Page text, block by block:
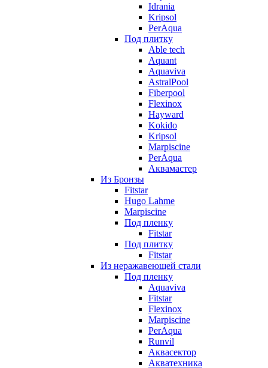
Idrania
Kripsol
PerAqua
Под плитку
Able tech
Aquant
Aquaviva
AstralPool
Fiberpool
Flexinox
Hayward
Kokido
Kripsol
Marpiscine
PerAqua
Аквамастер
Из Бронзы
Fitstar
Hugo Lahme
Marpiscine
Под пленку
Fitstar
Под плитку
Fitstar
Из неражавеющей стали
Под пленку
Aquaviva
Fitstar
Flexinox
Marpiscine
PerAqua
Runvil
Аквасектор
Акватехника